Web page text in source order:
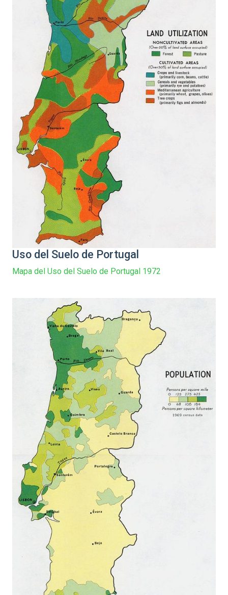
Uso del Suelo de Portugal
Mapa del Uso del Suelo de Portugal 1972